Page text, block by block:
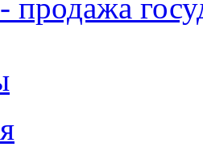
продажа